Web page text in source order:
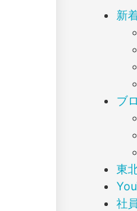
新
ブ
東
社